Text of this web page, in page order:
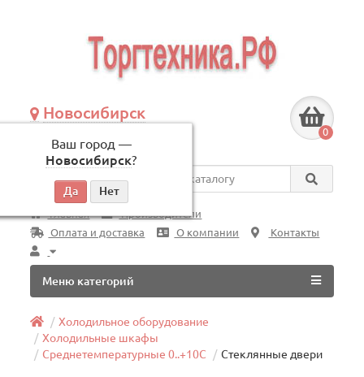
Новосибирск
Ваш город —
Новосибирск?
по будням, с 09:00 до 18:00
0
Везде
Главная
Производители
Оплата и доставка
О компании Контакты
Меню категорий
Холодильное оборудование
Холодильные шкафы
Среднетемпературные 0..+10C
Стеклянные двери